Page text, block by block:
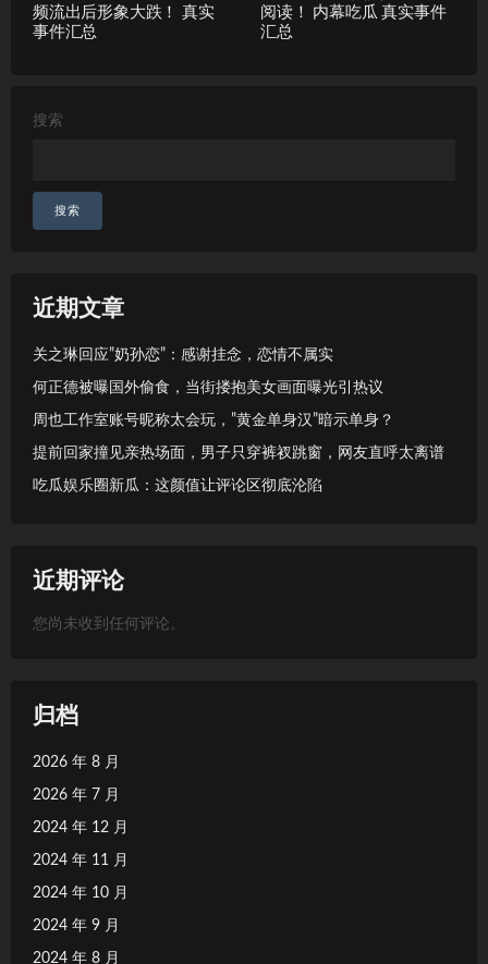
频流出后形象大跌！ 真实
事件汇总
阅读！ 内幕吃瓜 真实事件
汇总
搜索
搜索
近期文章
关之琳回应”奶孙恋”：感谢挂念，恋情不属实
何正德被曝国外偷食，当街搂抱美女画面曝光引热议
周也工作室账号昵称太会玩，”黄金单身汉”暗示单身？
提前回家撞见亲热场面，男子只穿裤衩跳窗，网友直呼太离谱
吃瓜娱乐圈新瓜：这颜值让评论区彻底沦陷
近期评论
您尚未收到任何评论。
归档
2026 年 8 月
2026 年 7 月
2024 年 12 月
2024 年 11 月
2024 年 10 月
2024 年 9 月
2024 年 8 月